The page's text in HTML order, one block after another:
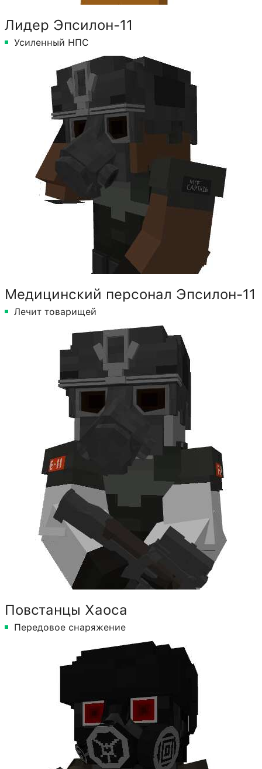
Лидер Эпсилон-11
Усиленный НПС
Медицинский персонал Эпсилон-11
Лечит товарищей
Повстанцы Хаоса
Передовое снаряжение